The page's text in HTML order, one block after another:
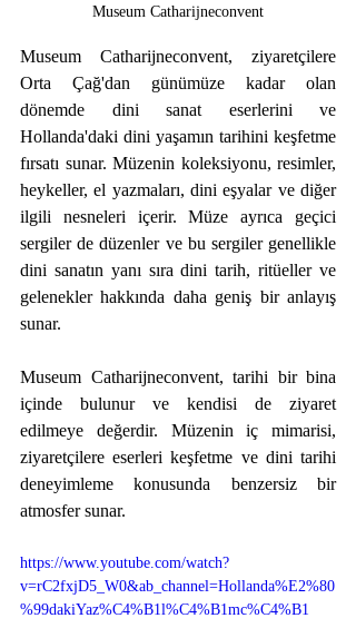
Museum Catharijneconvent
Museum Catharijneconvent, ziyaretçilere
Orta Çağ'dan günümüze kadar olan
dönemde dini sanat eserlerini ve
Hollanda'daki dini yaşamın tarihini keşfetme
fırsatı sunar. Müzenin koleksiyonu, resimler,
heykeller, el yazmaları, dini eşyalar ve diğer
ilgili nesneleri içerir. Müze ayrıca geçici
sergiler de düzenler ve bu sergiler genellikle
dini sanatın yanı sıra dini tarih, ritüeller ve
gelenekler hakkında daha geniş bir anlayış
sunar.
Museum Catharijneconvent, tarihi bir bina
içinde bulunur ve kendisi de ziyaret
edilmeye değerdir. Müzenin iç mimarisi,
ziyaretçilere eserleri keşfetme ve dini tarihi
deneyimleme konusunda benzersiz bir
atmosfer sunar.
https://www.youtube.com/watch?
v=rC2fxjD5_W0&ab_channel=Hollanda%E2%80
%99dakiYaz%C4%B1l%C4%B1mc%C4%B1